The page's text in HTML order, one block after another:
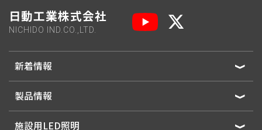
日動工業株式会社
NICHIDO IND.CO.,LTD.
新着情報
製品情報
施設用LED照明